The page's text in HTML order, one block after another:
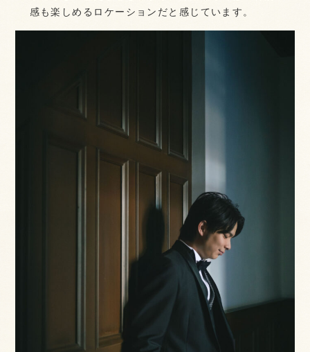
感も楽しめるロケーションだと感じています。